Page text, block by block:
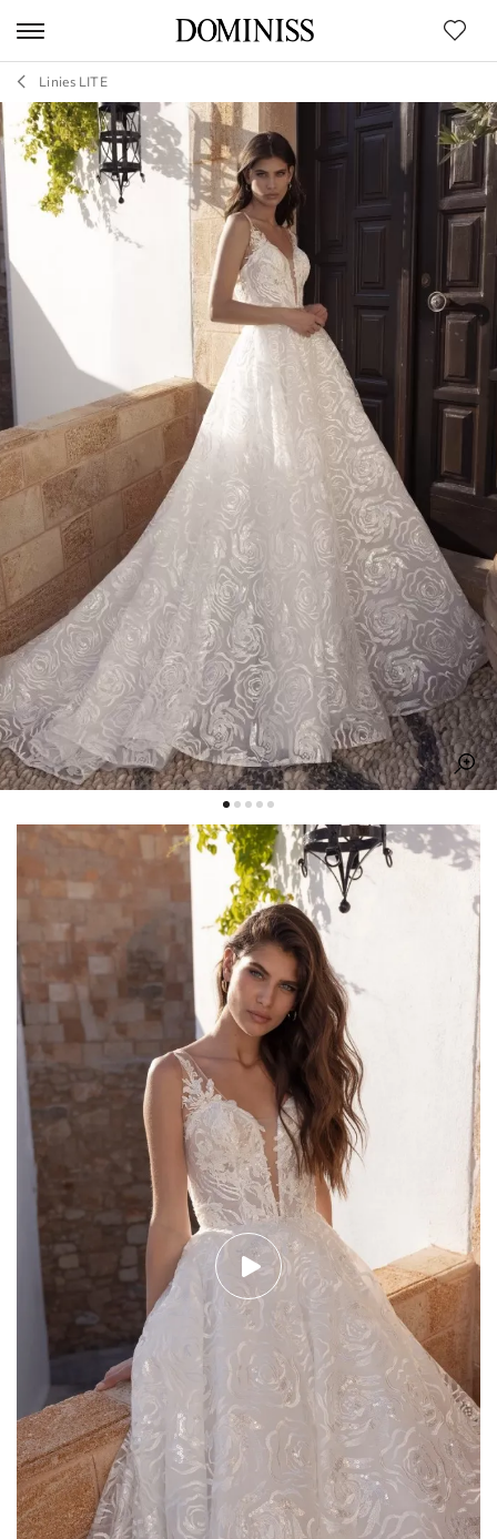
Linies LITE